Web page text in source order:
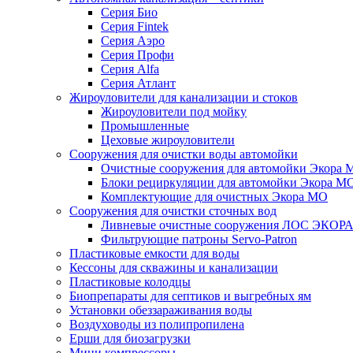
Серия Био
Серия Fintek
Серия Аэро
Серия Профи
Серия Alfa
Серия Атлант
Жироуловители для канализации и стоков
Жироуловители под мойку
Промышленные
Цеховые жироуловители
Сооружения для очистки воды автомойки
Очистные сооружения для автомойки Экора
Блоки рециркуляции для автомойки Экора
Комплектующие для очистных Экора МО
Сооружения для очистки сточных вод
Ливневые очистные сооружения ЛОС ЭКОРА
Фильтрующие патроны Servo-Patron
Пластиковые емкости для воды
Кессоны для скважины и канализации
Пластиковые колодцы
Биопрепараты для септиков и выгребных ям
Установки обеззараживания воды
Воздуховоды из полипропилена
Ерши для биозагрузки